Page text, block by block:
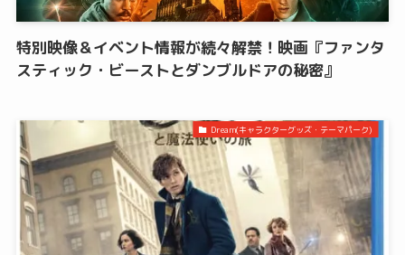
特別映像＆イベント情報が続々解禁！映画『ファンタ
スティック・ビーストとダンブルドアの秘密』
Dream(キャラクターグッズ・テーマパーク)